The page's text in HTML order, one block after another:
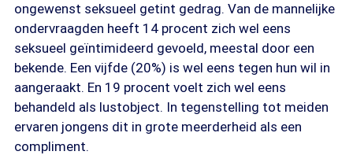
ongewenst seksueel getint gedrag. Van de mannelijke
ondervraagden heeft 14 procent zich wel eens
seksueel geïntimideerd gevoeld, meestal door een
bekende. Een vijfde (20%) is wel eens tegen hun wil in
aangeraakt. En 19 procent voelt zich wel eens
behandeld als lustobject. In tegenstelling tot meiden
ervaren jongens dit in grote meerderheid als een
compliment.